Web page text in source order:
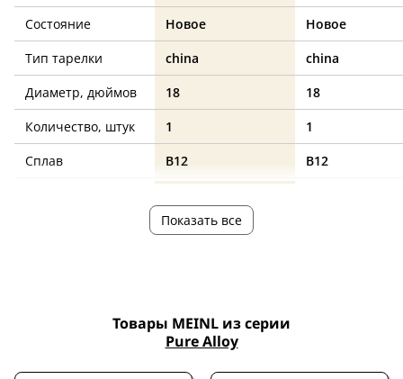
Состояние
Новое
Новое
Тип тарелки
china
china
Диаметр, дюймов
18
18
Количество, штук
1
1
Сплав
B12
B12
Показать все
Товары MEINL из серии
Pure Alloy